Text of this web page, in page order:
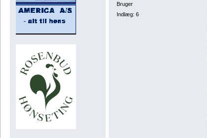
Bruger
Indlæg: 6